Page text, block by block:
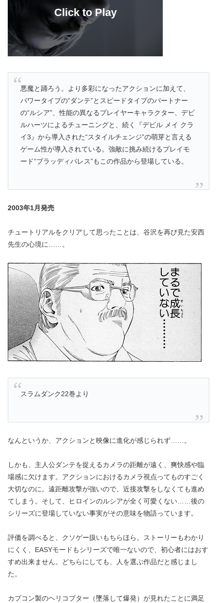
悪魔と踊ろう。より多彩になったアクションに加えて、
パワータイプの“ダンテ”とスピードタイプのパートナー
の“ルシア”、性能の異なるプレイヤーキャラクター、デビ
ルハーツによるチューニングと、続く『デビル メイ クラ
イ3』から導入された“スタイルチェンジ”の萌芽と言える
ゲーム性が導入されている。強敵に挑み続けるプレイモ
ード“ブラッディパレス”もこの作品から登場している。
2003年1月発売
チュートリアルをクリアして思ったことは、谷沢を再び見た安西
先生の心境に……。
スラムダンク22巻より
なんというか、アクションと映像に進化が感じられず……。
しかも、主人公ダンテを捉えるカメラの距離が遠く、爽快感や臨
場感に欠けます。アクションにおけるカメラ視点ってものすごく
大切なのに。遠距離攻撃が強いので、近接攻撃をしなくても進め
てしまう。そして、ヒロインのルシアが全く可愛くない……後の
シリーズに登場していない事実がその意味を物語っています。
評価を調べると、クソゲー扱いもちらほら。ストーリーもわかり
にくく、EASYモードもシリーズで唯一ないので、初心者にはおす
すめ出来ません。どちらにしても、人を選ぶ作品だと感じまし
た。
カプコン製のヘリコプター（墜落して爆発）が見れたことに満足